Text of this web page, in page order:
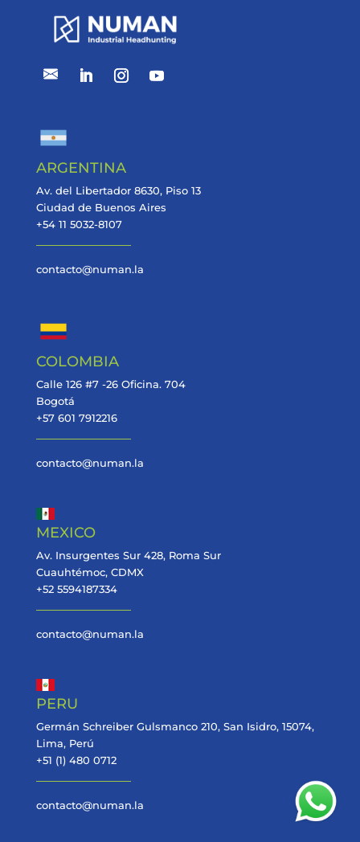
ARGENTINA
Av. del Libertador 8630, Piso 13
Ciudad de Buenos Aires
+54 11 5032-8107
contacto@numan.la
COLOMBIA
Calle 126 #7 -26 Oficina. 704
Bogotá
+57 601 7912216
contacto@numan.la
MEXICO
Av. Insurgentes Sur 428, Roma Sur
Cuauhtémoc, CDMX
+52 5594187334
contacto@numan.la
PERU
Germán Schreiber Gulsmanco 210, San Isidro, 15074,
Lima, Perú
+51 (1) 480 0712
contacto@numan.la